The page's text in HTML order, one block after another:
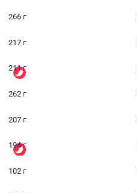
266 г
217 г
211 г
262 г
207 г
194 г
102 г